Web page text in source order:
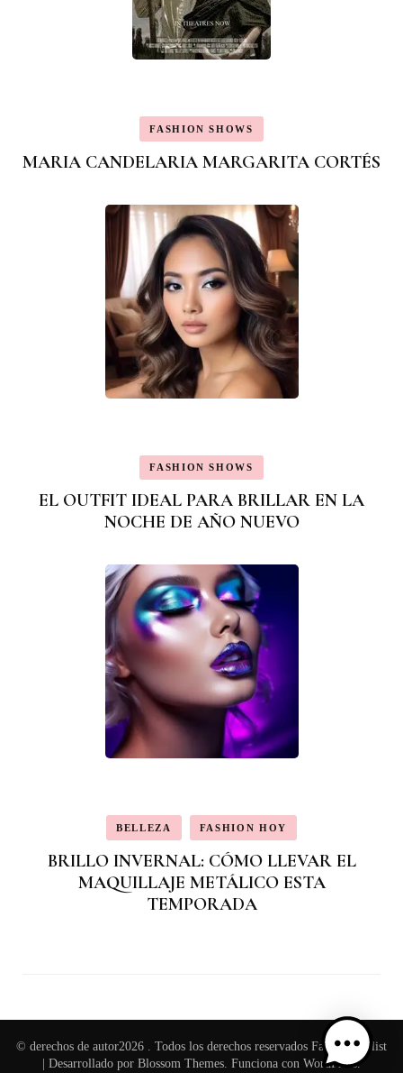
FASHION SHOWS
MARIA CANDELARIA MARGARITA CORTÉS
FASHION SHOWS
EL OUTFIT IDEAL PARA BRILLAR EN LA
NOCHE DE AÑO NUEVO
BELLEZA FASHION HOY
BRILLO INVERNAL: CÓMO LLEVAR EL
MAQUILLAJE METÁLICO ESTA
TEMPORADA
© derechos de autor2026 . Todos los derechos reservados Fashion Stylist
| Desarrollado por Blossom Themes . Funciona con WordPress.